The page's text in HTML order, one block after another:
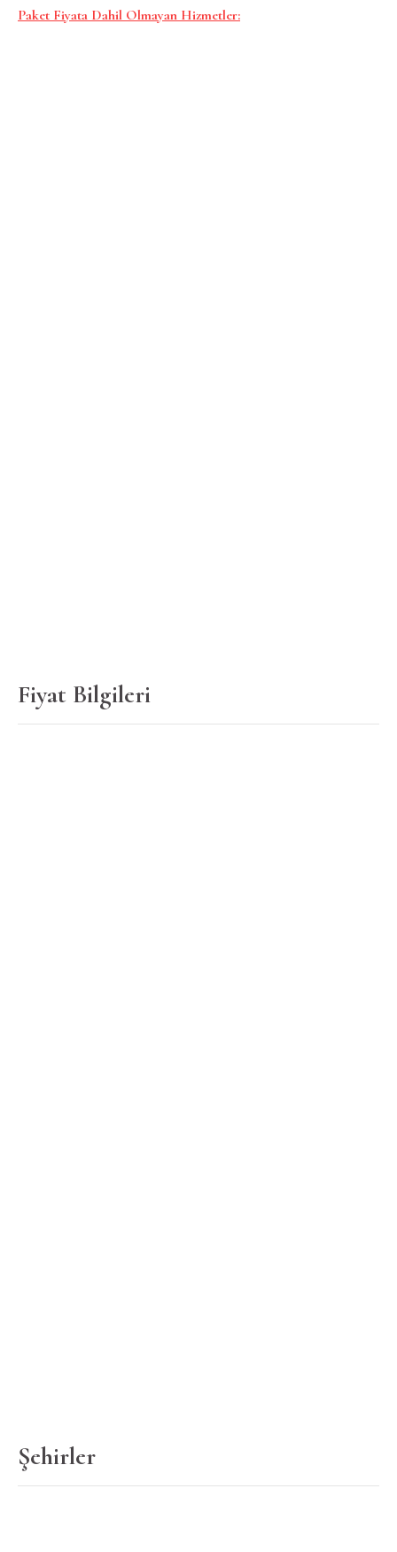
Paket Fiyata Dahil Olmayan Hizmetler:
Fiyat Bilgileri
Şehirler